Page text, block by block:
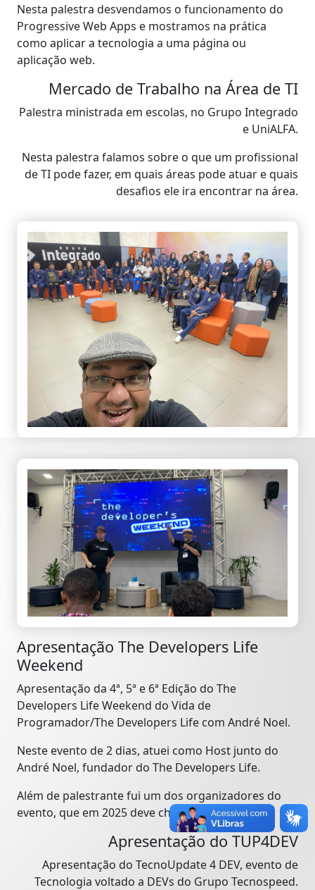
Nesta palestra desvendamos o funcionamento do
Progressive Web Apps e mostramos na prática
como aplicar a tecnologia a uma página ou
aplicação web.
Mercado de Trabalho na Área de TI
Palestra ministrada em escolas, no Grupo Integrado
e UniALFA.
Nesta palestra falamos sobre o que um profissional
de TI pode fazer, em quais áreas pode atuar e quais
desafios ele ira encontrar na área.
Apresentação The Developers Life
Weekend
Apresentação da 4ª, 5ª e 6ª Edição do The
Developers Life Weekend do Vida de
Programador/The Developers Life com André Noel.
Neste evento de 2 dias, atuei como Host junto do
André Noel, fundador do The Developers Life.
Além de palestrante fui um dos organizadores do
evento, que em 2025 deve chegar a Curitiba.
Apresentação do TUP4DEV
Apresentação do TecnoUpdate 4 DEV, evento de
Tecnologia voltado a DEVs do Grupo Tecnospeed.